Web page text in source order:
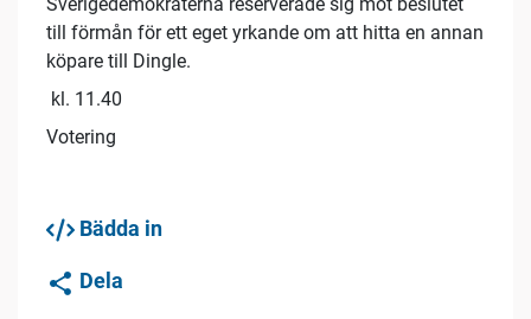
till förmån för ett eget yrkande om att hitta en annan
köpare till Dingle.
kl. 11.40
Votering
Bädda in
Dela